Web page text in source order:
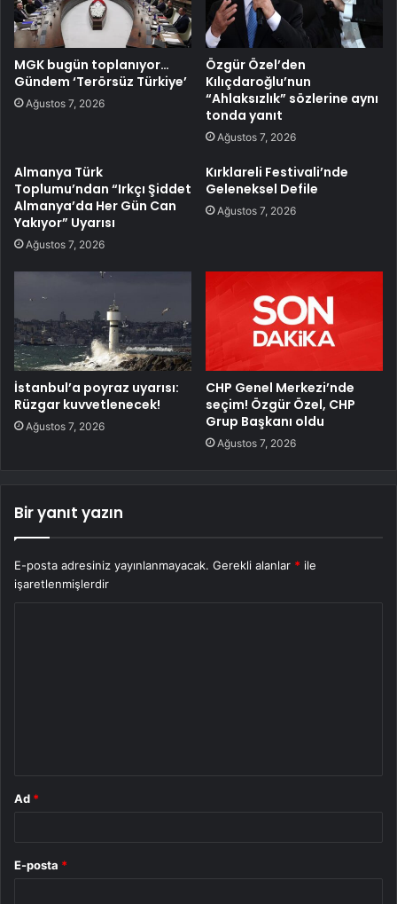
MGK bugün toplanıyor…
Gündem ‘Terörsüz Türkiye’
Ağustos 7, 2026
Özgür Özel’den
Kılıçdaroğlu’nun
“Ahlaksızlık” sözlerine aynı
tonda yanıt
Ağustos 7, 2026
Almanya Türk
Toplumu’ndan “Irkçı Şiddet
Almanya’da Her Gün Can
Yakıyor” Uyarısı
Ağustos 7, 2026
Kırklareli Festivali’nde
Geleneksel Defile
Ağustos 7, 2026
İstanbul’a poyraz uyarısı:
Rüzgar kuvvetlenecek!
Ağustos 7, 2026
CHP Genel Merkezi’nde
seçim! Özgür Özel, CHP
Grup Başkanı oldu
Ağustos 7, 2026
Bir yanıt yazın
E-posta adresiniz yayınlanmayacak. Gerekli alanlar * ile
işaretlenmişlerdir
Ad *
E-posta *